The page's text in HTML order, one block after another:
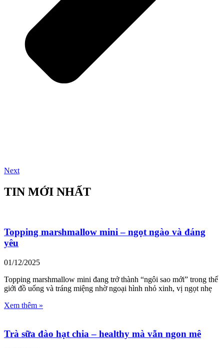
Next
TIN MỚI NHẤT
Topping marshmallow mini – ngọt ngào và đáng
yêu
01/12/2025
Topping marshmallow mini đang trở thành “ngôi sao mới” trong thế
giới đồ uống và tráng miệng nhờ ngoại hình nhỏ xinh, vị ngọt nhẹ
Xem thêm »
Trà sữa đào hạt chia – healthy mà vẫn ngon mê